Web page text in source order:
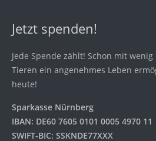
Jetzt spenden!
Jede Spende zählt! Schon mit
Tieren ein angenehmes Leben
heute!
Sparkasse Nürnberg
IBAN: DE60 7605 0101 0005 4970 11
SWIFT-BIC: SSKNDE77XXX